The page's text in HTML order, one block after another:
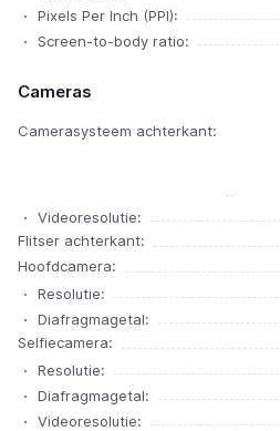
Pixels Per Inch (PPI):
Screen-to-body ratio:
Cameras
Camerasysteem achterkant:
Videoresolutie:
Flitser achterkant:
Hoofdcamera:
Resolutie:
Diafragmagetal:
Selfiecamera:
Resolutie:
Diafragmagetal:
Videoresolutie: